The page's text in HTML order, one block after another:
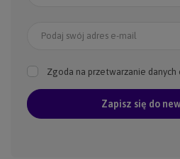
Podaj swój adres e-mail
Zgoda na przetwarzanie danych
Zapisz się do